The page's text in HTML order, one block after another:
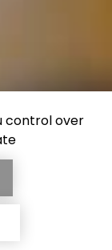
control over